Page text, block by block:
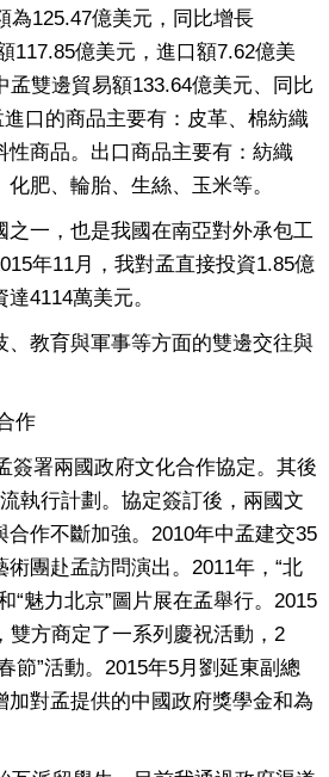
125.47億美元，同比增長
117.85億美元，進口額7.62億美
孟雙邊貿易額133.64億美元、同比
口的商品主要有：皮革、棉紡織
性商品。出口商品主要有：紡織
肥、輪胎、生絲、玉米等。
一，也是我國在南亞對外承包工
年11月，我對孟直接投資1.85億
4114萬美元。
教育與軍事等方面的雙邊交往與
作
署兩國政府文化合作協定。其後
執行計劃。協定簽訂後，兩國文
作不斷加強。2010年中孟建交35
團赴孟訪問演出。2011年，“北
“魅力北京”圖片展在孟舉行。2015
雙方商定了一系列慶祝活動，2
節”活動。2015年5月劉延東副總
加對孟提供的中國政府獎學金和為